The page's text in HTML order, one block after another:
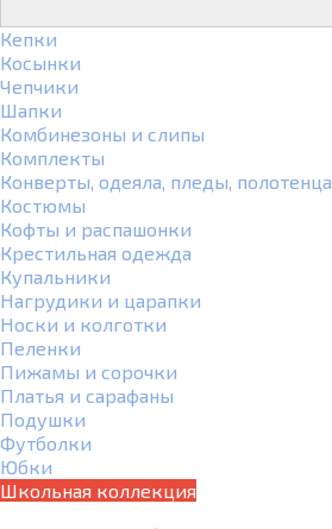
Кепки
Косынки
Чепчики
Шапки
Комбинезоны и слипы
Комплекты
Конверты, одеяла, пледы, полотенца
Костюмы
Кофты и распашонки
Крестильная одежда
Купальники
Нагрудики и царапки
Носки и колготки
Пеленки
Пижамы и сорочки
Платья и сарафаны
Подушки
Футболки
Юбки
Школьная коллекция